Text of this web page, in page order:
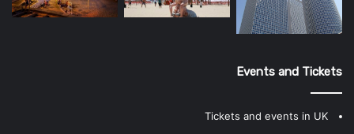
Events and Tickets
Tickets and events in UK